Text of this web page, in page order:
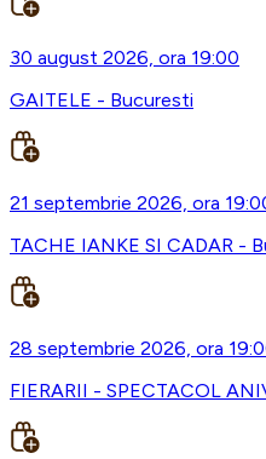
30 august 2026, ora 19:00
GAITELE - Bucuresti
21 septembrie 2026, ora
TACHE IANKE SI CADAR -
28 septembrie 2026, ora
FIERARII - SPECTACOL